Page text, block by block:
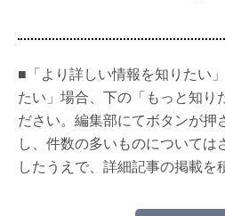
■「より詳しい情報を知りたい
たい」場合、下の「もっと知り
ださい。編集部にてボタンが押
し、件数の多いものについて
したうえで、詳細記事の掲載を